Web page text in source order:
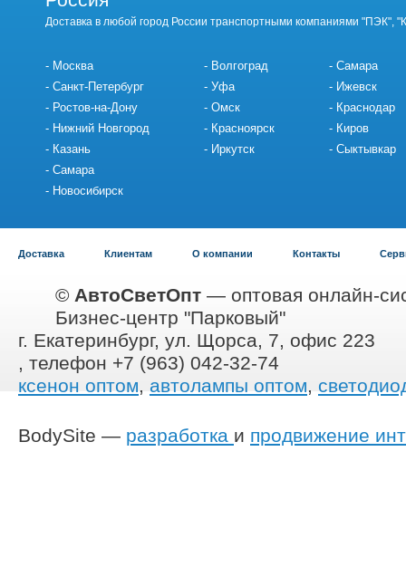
Доставка в любой город России транспортными компаниями "ПЭК",
Москва
Санкт-Петербург
Ростов-на-Дону
Нижний Новгород
Казань
Самара
Новосибирск
Волгоград
Уфа
Омск
Красноярск
Иркутск
Самара
Ижевск
Краснодар
Киров
Сыктывкар
Доставка Клиентам О компании Контакты
© АвтоСветОпт — оптовая онлайн-
Бизнес-центр "Парковый"
г. Екатеринбург, ул. Щорса, 7, офис 223
, телефон +7 (963) 042-32-74
ксенон оптом, автолампы оптом,
BodySite — разработка и продвижение